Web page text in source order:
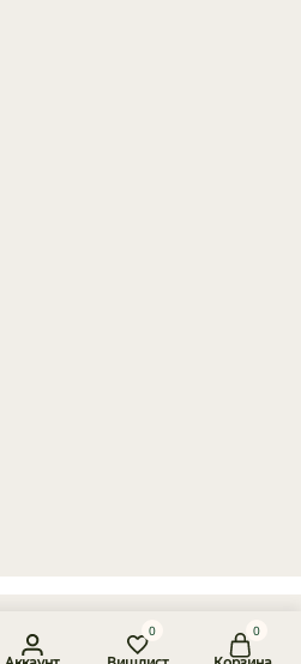
Paper, ТОО Well Snab
0 0